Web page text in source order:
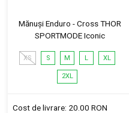
Mănuși Enduro - Cross THOR
SPORTMODE Iconic
XS S M L XL
2XL
Cost de livrare: 20.00 RON